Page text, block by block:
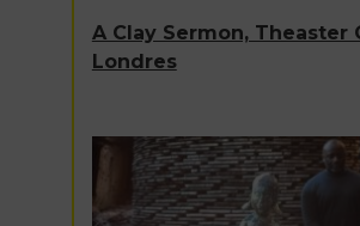
A Clay Sermon, Theaster
Londres